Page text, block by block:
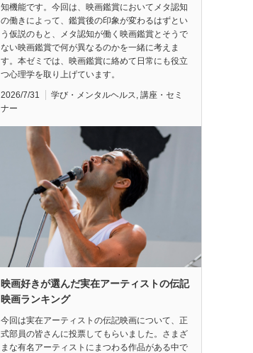
知機能です。今回は、映画鑑賞においてメタ認知
の働きによって、鑑賞後の印象が変わるはずとい
う仮説のもと、メタ認知が働く映画鑑賞とそうで
ない映画鑑賞で何が異なるのかを一緒に考えま
す。本ゼミでは、映画鑑賞に絡めて日常にも役立
つ心理学を取り上げています。
2026/7/31 学び・メンタルヘルス, 講座・セミ
ナー
映画好きが選んだ実在アーティストの伝記
映画ランキング
今回は実在アーティストの伝記映画について、正
式部員の皆さんに投票してもらいました。さまざ
まな有名アーティストにまつわる作品がある中で